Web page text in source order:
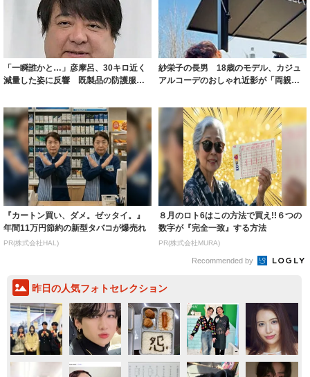
「一瞬誰かと…」彦摩呂、30キロ近く
減量した姿に反響 既製品の防護服が
紗栄子の長男 18歳のモデル、カジュ
アルコーデのおしゃれ近影が「両親の
『カートン買い、ダメ。ゼッタイ。』
年間11万円節約の新型タバコが爆売れ
PR(株式会社HAL)
８月のロト6はこの方法で買え!!６つの
数字が『完全一致』する方法
PR(株式会社MURA)
Recommended by
昨日の人気フォトセレクション